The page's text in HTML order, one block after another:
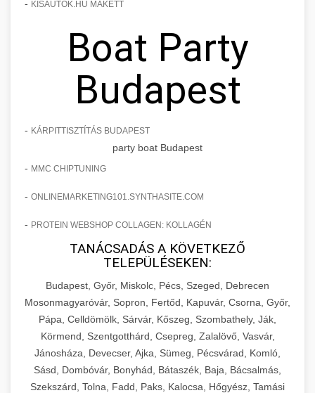
- KISAUTOK.HU MAKETT
Boat Party
Budapest
- KÁRPITTISZTÍTÁS BUDAPEST
party boat Budapest
- MMC CHIPTUNING
- ONLINEMARKETING101.SYNTHASITE.COM
- PROTEIN WEBSHOP COLLAGEN: KOLLAGÉN
TANÁCSADÁS A KÖVETKEZŐ
TELEPÜLÉSEKEN:
Budapest, Győr, Miskolc, Pécs, Szeged, Debrecen
Mosonmagyaróvár, Sopron, Fertőd, Kapuvár, Csorna, Győr,
Pápa, Celldömölk, Sárvár, Kőszeg, Szombathely, Ják,
Körmend, Szentgotthárd, Csepreg, Zalalövő, Vasvár,
Jánosháza, Devecser, Ajka, Sümeg, Pécsvárad, Komló,
Sásd, Dombóvár, Bonyhád, Bátaszék, Baja, Bácsalmás,
Szekszárd, Tolna, Fadd, Paks, Kalocsa, Hőgyész, Tamási